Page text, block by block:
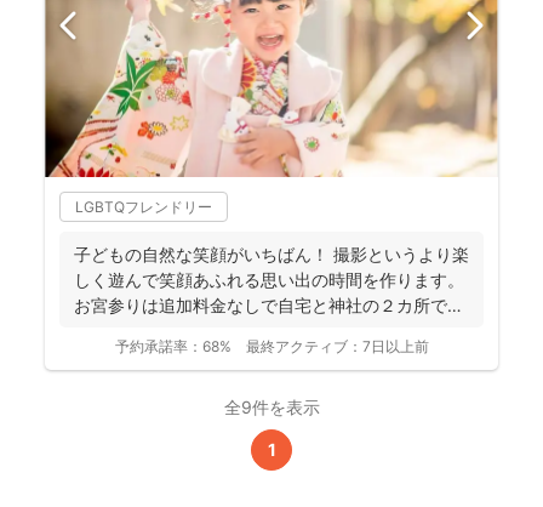
LGBTQフレンドリー
子どもの自然な笑顔がいちばん！ 撮影というより楽
しく遊んで笑顔あふれる思い出の時間を作ります。
お宮参りは追加料金なしで自宅と神社の２カ所で撮
予約承諾率： 68% 最終アクティブ： 7日以上前
全9件を表示
1